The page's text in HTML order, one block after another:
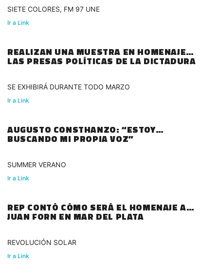
SIETE COLORES, FM 97 UNE
Ir a Link
REALIZAN UNA MUESTRA EN HOMENAJE A
LAS PRESAS POLÍTICAS DE LA DICTADURA
SE EXHIBIRÁ DURANTE TODO MARZO
Ir a Link
AUGUSTO CONSTHANZO: “ESTOY
BUSCANDO MI PROPIA VOZ”
SUMMER VERANO
Ir a Link
REP CONTÓ CÓMO SERÁ EL HOMENAJE A
JUAN FORN EN MAR DEL PLATA
REVOLUCIÓN SOLAR
Ir a Link